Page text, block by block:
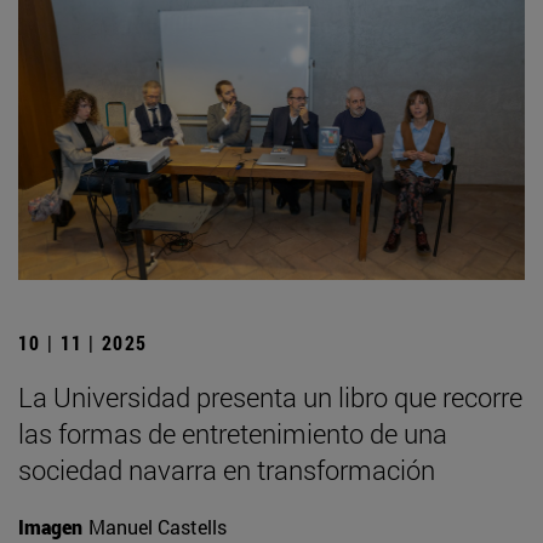
10 | 11 | 2025
La Universidad presenta un libro que recorre
las formas de entretenimiento de una
sociedad navarra en transformación
Imagen Manuel Castells